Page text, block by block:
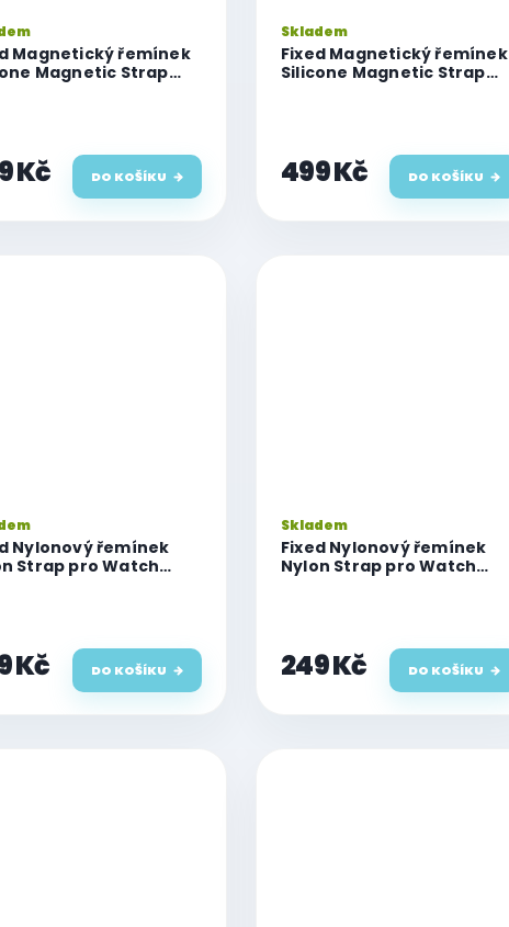
Magnetický řemínek
Magnetic Strap
Kč DO KOŠÍKU
Fixed Magnetický řemínek
Silicone Magnetic Strap
Skladem
499 Kč DO KOŠÍKU
Nylonový řemínek
Strap pro Watch
Kč DO KOŠÍKU
Fixed Nylonový řemínek
Nylon Strap pro Watch
Skladem
249 Kč DO KOŠÍKU